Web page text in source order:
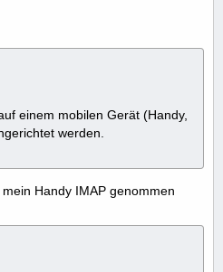
einem mobilen Gerät (Handy,
werden.
Handy IMAP genommen